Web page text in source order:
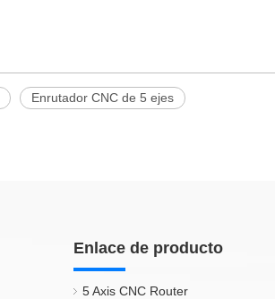
Enrutador CNC de 5 ejes
Enlace de producto
5 Axis CNC Router